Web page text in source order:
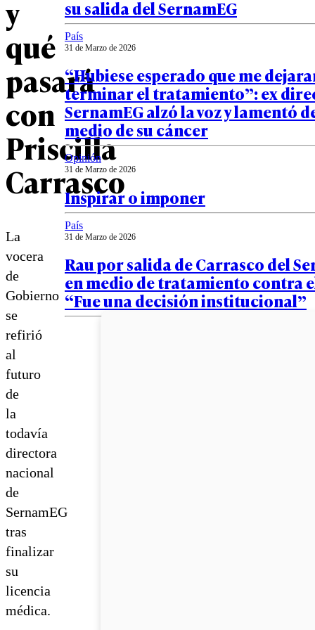
y
qué
pasará
con
Priscilla
Carrasco
La
vocera
de
Gobierno
se
refirió
al
futuro
de
la
todavía
directora
nacional
de
SernamEG
tras
finalizar
su
licencia
médica.
su salida del SernamEG
País
31 de Marzo de 2026
“Hubiese esperado que me
terminar el tratamiento”: ex
SernamEG alzó la voz y lamentó
medio de su cáncer
Opinión
31 de Marzo de 2026
Inspirar o imponer
País
31 de Marzo de 2026
Rau por salida de Carrasco del
en medio de tratamiento contra
“Fue una decisión institucional”